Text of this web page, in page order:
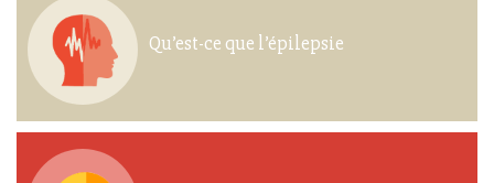
Qu’est-ce que l’épilepsie